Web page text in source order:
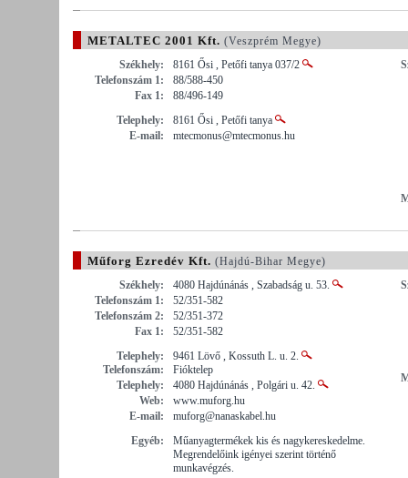
METALTEC 2001 Kft. (Veszprém Megye)
Székhely:
8161 Ősi , Petőfi tanya 037/2
Telefonszám 1:
88/588-450
Fax 1:
88/496-149
Telephely:
8161 Ősi , Petőfi tanya
E-mail:
mtecmonus@mtecmonus.hu
Műforg Ezredév Kft. (Hajdú-Bihar Megye)
Székhely:
4080 Hajdúnánás , Szabadság u. 53.
Telefonszám 1:
52/351-582
Telefonszám 2:
52/351-372
Fax 1:
52/351-582
Telephely:
9461 Lövő , Kossuth L. u. 2.
Telefonszám:
Fióktelep
Telephely:
4080 Hajdúnánás , Polgári u. 42.
Web:
www.muforg.hu
E-mail:
muforg@nanaskabel.hu
Egyéb:
Műanyagtermékek kis és nagykereskedelme.
Megrendelőink igényei szerint történő
munkavégzés.